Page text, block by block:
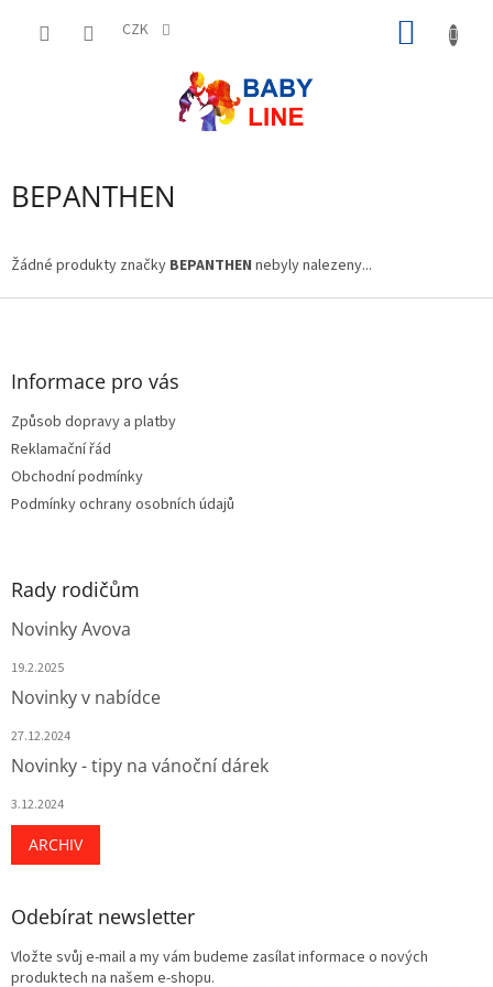
CZK
BEPANTHEN
Žádné produkty značky BEPANTHEN nebyly nalezeny...
Z
Informace pro vás
Způsob dopravy a platby
Reklamační řád
Obchodní podmínky
Podmínky ochrany osobních údajů
Rady rodičům
Novinky Avova
19.2.2025
Novinky v nabídce
27.12.2024
Novinky - tipy na vánoční dárek
3.12.2024
ARCHIV
Odebírat newsletter
Vložte svůj e-mail a my vám budeme zasílat informace o nových
produktech na našem e-shopu.